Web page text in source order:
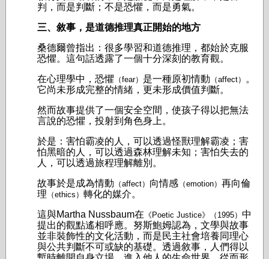
判，而是判斷； 不是恐懼，而是勇氣。
三、敘事，是道德推理真正開始的地方
桑德爾曾指出：很多學習和道德推理，都始於克服
恐懼。 這句話透露了一個十分深刻的教育觀。
在心理學中，恐懼 （fear） 是一種原初情動 （affect）
。
它尚未形成完整的情緒，更未形成價值判斷。
然而故事提供了一個安全空間，使孩子得以把無法
言說的恐懼，投射到角色身上。
於是： 害怕霸凌的人，可以透過怪獸理解霸凌； 害
怕黑暗的人，可以透過森林理解未知； 害怕失去的
人，可以透過旅程理解離別。
故事於是成為情動 （affect） 向情感 （emotion） 再向倫
理 （ethics） 轉化的媒介。
這與Martha Nussbaum在 《Poetic Justice》（1995） 中
提出的觀點遙相呼應。努斯鮑姆認為，文學與故事
並非裝飾性的文化活動，而是民主社會培養同理心
與公共判斷不可或缺的基礎。透過敘事，人們得以